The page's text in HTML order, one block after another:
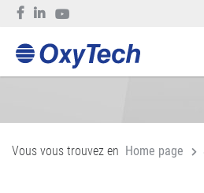
Vous vous trouvez en Home page